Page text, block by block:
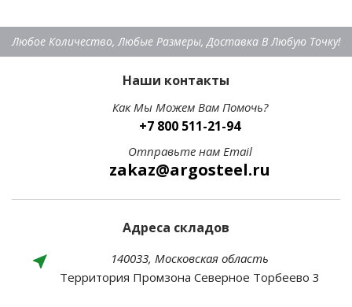
Любое Количество, Любые Размеры, Доставка В Любую Точку!
Наши контакты
Как Мы Можем Вам Помочь?
+7 800 511-21-94
Отправьте нам Email
zakaz@argosteel.ru
Адреса складов
140033, Московская область
Территория Промзона Северное Торбеево 3